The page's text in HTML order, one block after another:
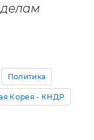
Политика
Корея - КНДР